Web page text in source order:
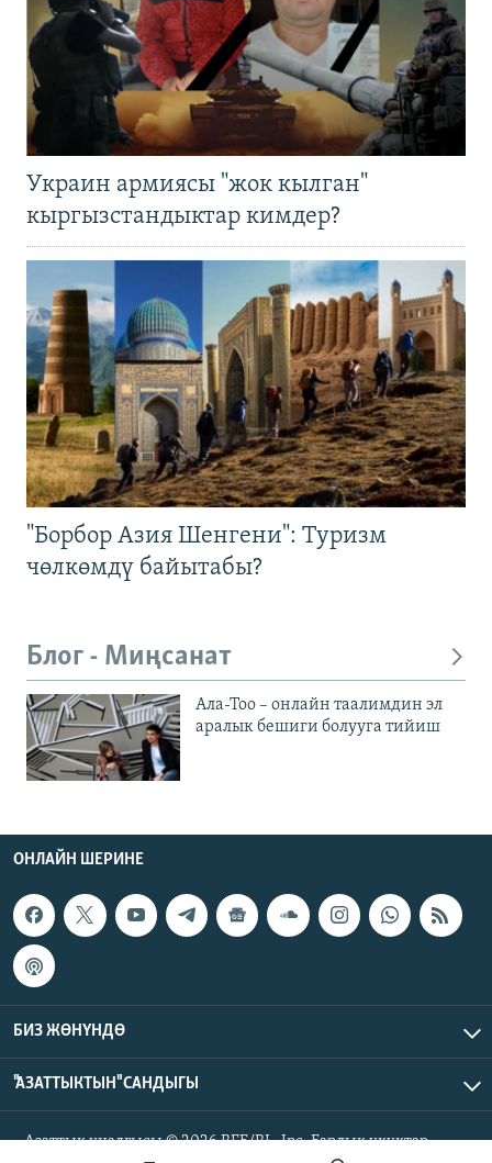
Украин армиясы "жок кылган"
кыргызстандыктар кимдер?
"Борбор Азия Шенгени": Туризм
чөлкөмдү байытабы?
Блог - Миңсанат
Ала-Тоо – онлайн таалимдин эл
аралык бешиги болууга тийиш
ОНЛАЙН ШЕРИНЕ
БИЗ ЖӨНҮНДӨ
"АЗАТТЫКТЫН" САНДЫГЫ
Азаттык үналгысы © 2026 RFE/RL, Inc. Бардык укуктар